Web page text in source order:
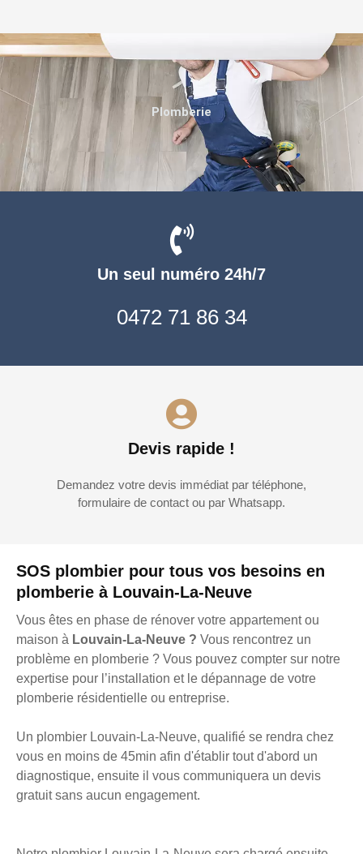
SOS plombier pour tous vos besoins en
plomberie à Louvain-La-Neuve
Vous êtes en phase de rénover votre appartement ou
maison à Louvain-La-Neuve ? Vous rencontrez un
problème en plomberie ? Vous pouvez compter sur notre
expertise pour l’installation et le dépannage de votre
plomberie résidentielle ou entreprise.
Un plombier Louvain-La-Neuve, qualifié se rendra chez
vous en moins de 45min afin d'établir tout d'abord un
diagnostique, ensuite il vous communiquera un devis
gratuit sans aucun engagement.
Un seul numéro 24h/7
0472 71 86 34
Devis rapide !
Demandez votre devis immédiat par téléphone,
formulaire de contact ou par Whatsapp.
Plomberie